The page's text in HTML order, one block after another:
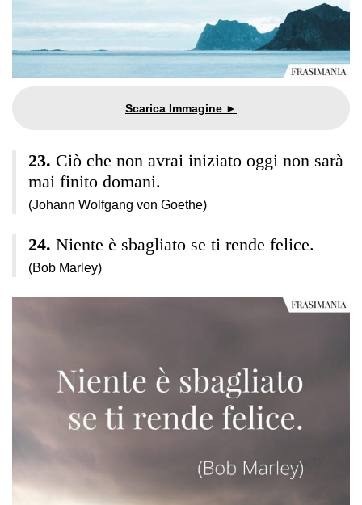
Ciò che non avrai iniziato oggi non sarà
mai finito domani.
(Johann Wolfgang von Goethe)
Niente è sbagliato se ti rende felice.
(Bob Marley)